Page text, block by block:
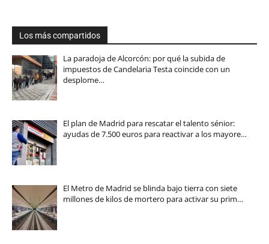
Los más compartidos
La paradoja de Alcorcón: por qué la subida de
impuestos de Candelaria Testa coincide con un
desplome…
El plan de Madrid para rescatar el talento sénior:
ayudas de 7.500 euros para reactivar a los mayore…
El Metro de Madrid se blinda bajo tierra con siete
millones de kilos de mortero para activar su prim…